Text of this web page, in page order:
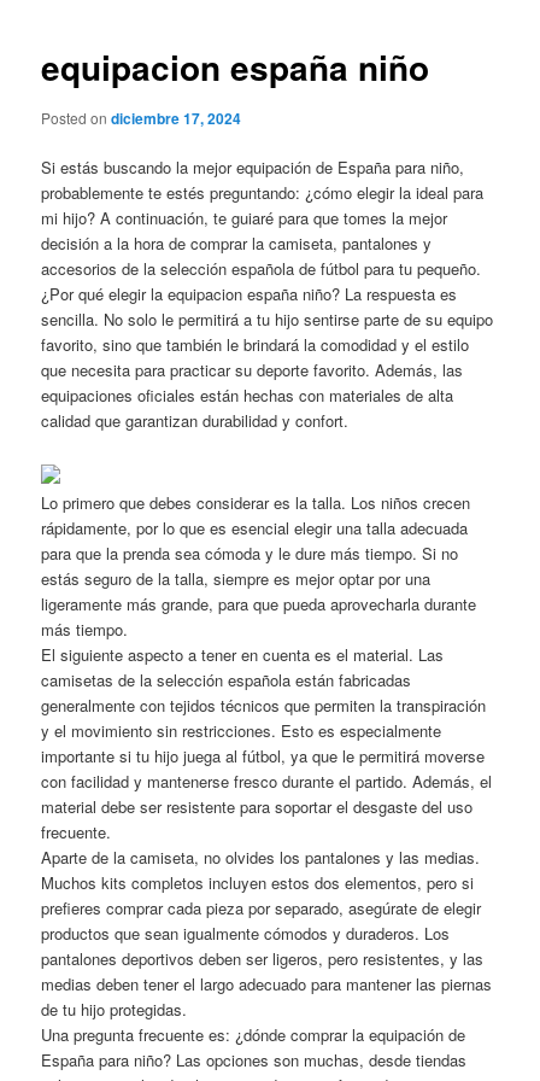
equipacion españa niño
Posted ondiciembre 17, 2024
Si estás buscando la mejor equipación de España para niño,
probablemente te estés preguntando: ¿cómo elegir la ideal para
mi hijo? A continuación, te guiaré para que tomes la mejor
decisión a la hora de comprar la camiseta, pantalones y
accesorios de la selección española de fútbol para tu pequeño.
¿Por qué elegir la equipacion españa niño? La respuesta es
sencilla. No solo le permitirá a tu hijo sentirse parte de su equipo
favorito, sino que también le brindará la comodidad y el estilo
que necesita para practicar su deporte favorito. Además, las
equipaciones oficiales están hechas con materiales de alta
calidad que garantizan durabilidad y confort.
Lo primero que debes considerar es la talla. Los niños crecen
rápidamente, por lo que es esencial elegir una talla adecuada
para que la prenda sea cómoda y le dure más tiempo. Si no
estás seguro de la talla, siempre es mejor optar por una
ligeramente más grande, para que pueda aprovecharla durante
más tiempo.
El siguiente aspecto a tener en cuenta es el material. Las
camisetas de la selección española están fabricadas
generalmente con tejidos técnicos que permiten la transpiración
y el movimiento sin restricciones. Esto es especialmente
importante si tu hijo juega al fútbol, ya que le permitirá moverse
con facilidad y mantenerse fresco durante el partido. Además, el
material debe ser resistente para soportar el desgaste del uso
frecuente.
Aparte de la camiseta, no olvides los pantalones y las medias.
Muchos kits completos incluyen estos dos elementos, pero si
prefieres comprar cada pieza por separado, asegúrate de elegir
productos que sean igualmente cómodos y duraderos. Los
pantalones deportivos deben ser ligeros, pero resistentes, y las
medias deben tener el largo adecuado para mantener las piernas
de tu hijo protegidas.
Una pregunta frecuente es: ¿dónde comprar la equipación de
España para niño? Las opciones son muchas, desde tiendas